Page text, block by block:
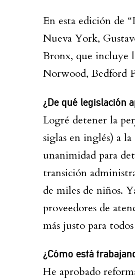
En esta edición de
Nueva York,
Bronx, que incluye
Norwood, Bedford
¿De qué legislación
Logré detener la
siglas en inglés) a
unanimidad para
transición
de miles de niños.
proveedores de
más justo para
¿Cómo está
He aprobado